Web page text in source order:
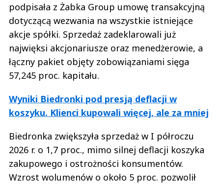
podpisała z Żabka Group umowę transakcyjną
dotyczącą wezwania na wszystkie istniejące
akcje spółki. Sprzedaż zadeklarowali już
najwięksi akcjonariusze oraz menedżerowie, a
łączny pakiet objęty zobowiązaniami sięga
57,245 proc. kapitału.
Wyniki Biedronki pod presją deflacji w
koszyku. Klienci kupowali więcej, ale za mniej
Biedronka zwiększyła sprzedaż w I półroczu
2026 r. o 1,7 proc., mimo silnej deflacji koszyka
zakupowego i ostrożności konsumentów.
Wzrost wolumenów o około 5 proc. pozwolił